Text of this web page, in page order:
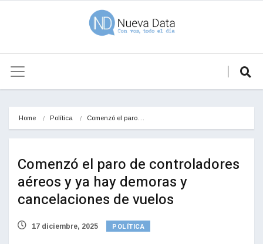
Home Política Comenzó el paro…
Comenzó el paro de controladores
aéreos y ya hay demoras y
cancelaciones de vuelos
17 diciembre, 2025 POLÍTICA